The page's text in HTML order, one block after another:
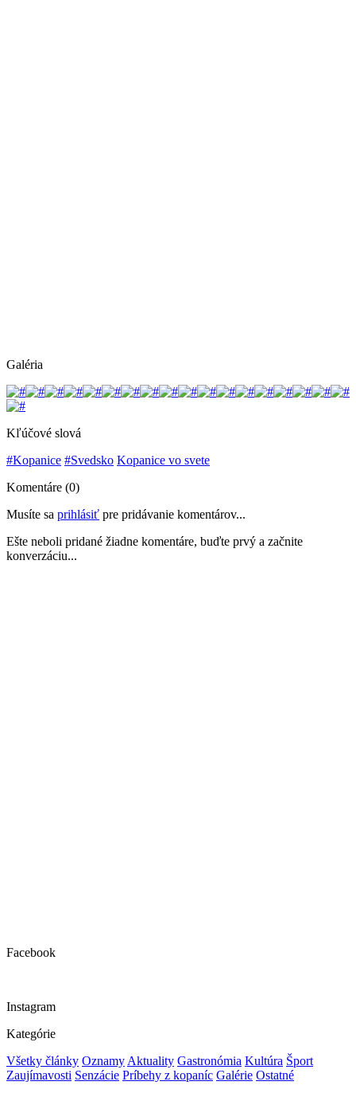
Galéria
Kľúčové slová
#Kopanice #Svedsko Kopanice vo svete
Komentáre (0)
Musíte sa prihlásiť pre pridávanie komentárov...
Ešte neboli pridané žiadne komentáre, buďte prvý a začnite
konverzáciu...
Facebook
Instagram
Kategórie
Všetky články Oznamy Aktuality Gastronómia Kultúra Šport
Zaujímavosti Senzácie Príbehy z kopaníc Galérie Ostatné